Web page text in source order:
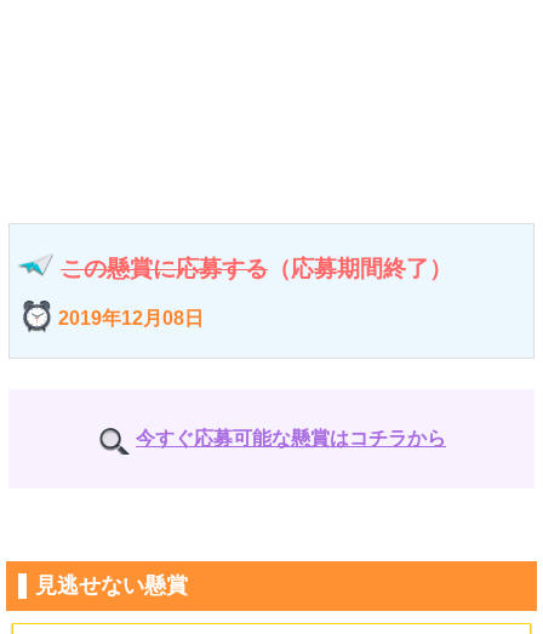
この懸賞に応募する （応募期間終了）
2019年12月08日
今すぐ応募可能な懸賞はコチラから
見逃せない懸賞